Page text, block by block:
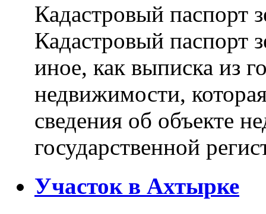
Кадастровый паспорт
Кадастровый паспорт
иное, как выписка из
недвижимости,
сведения об объекте
государственной
Участок в Ахтырке